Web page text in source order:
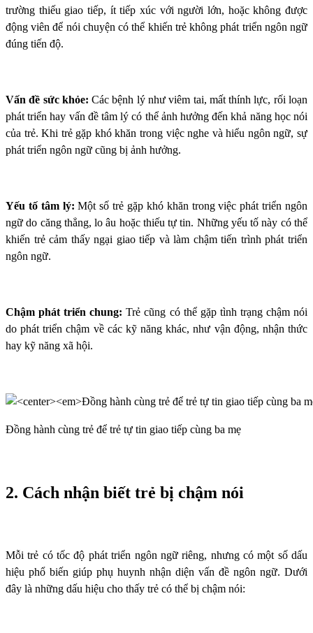
trường thiếu giao tiếp, ít tiếp xúc với người lớn, hoặc không được
động viên để nói chuyện có thể khiến trẻ không phát triển ngôn ngữ
đúng tiến độ.
Vấn đề sức khỏe: Các bệnh lý như viêm tai, mất thính lực, rối loạn
phát triển hay vấn đề tâm lý có thể ảnh hưởng đến khả năng học nói
của trẻ. Khi trẻ gặp khó khăn trong việc nghe và hiểu ngôn ngữ, sự
phát triển ngôn ngữ cũng bị ảnh hưởng.
Yếu tố tâm lý: Một số trẻ gặp khó khăn trong việc phát triển ngôn
ngữ do căng thẳng, lo âu hoặc thiếu tự tin. Những yếu tố này có thể
khiến trẻ cảm thấy ngại giao tiếp và làm chậm tiến trình phát triển
ngôn ngữ.
Chậm phát triển chung: Trẻ cũng có thể gặp tình trạng chậm nói
do phát triển chậm về các kỹ năng khác, như vận động, nhận thức
hay kỹ năng xã hội.
Đồng hành cùng trẻ để trẻ tự tin giao tiếp cùng ba mẹ
2. Cách nhận biết trẻ bị chậm nói
Mỗi trẻ có tốc độ phát triển ngôn ngữ riêng, nhưng có một số dấu
hiệu phổ biến giúp phụ huynh nhận diện vấn đề ngôn ngữ. Dưới
đây là những dấu hiệu cho thấy trẻ có thể bị chậm nói: